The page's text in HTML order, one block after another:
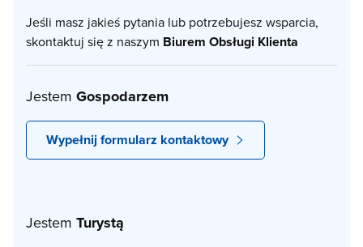
Jeśli masz jakieś pytania lub potrzebujesz wsparcia,
skontaktuj się z naszym Biurem Obsługi Klienta
Jestem Gospodarzem
Wypełnij formularz kontaktowy
Jestem Turystą